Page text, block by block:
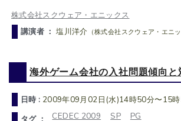
株式会社スクウェア・エニックス
講演者 ：塩川洋介 （株式会社スクウェア・エニッ
海外ゲーム会社の入社問題傾向と
日時 : 2009年09月02日(水)14時50分〜15
CEDEC 2009 SP PG